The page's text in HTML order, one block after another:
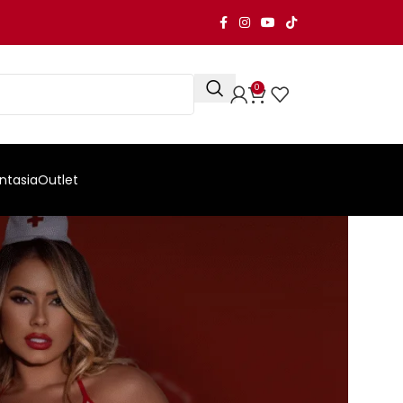
0
Outlet